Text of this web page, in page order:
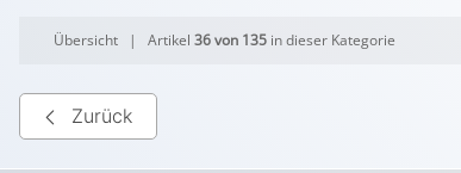
Übersicht | Artikel36 von 135 in dieser Kategorie
Zurück